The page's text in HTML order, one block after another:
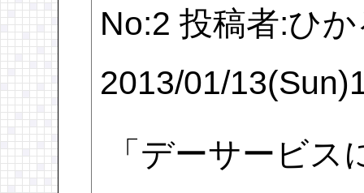
No:2 投稿者:ひ
2013/01/
「デーサービ